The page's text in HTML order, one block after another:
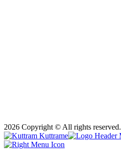
2026 Copyright © All rights reserved.